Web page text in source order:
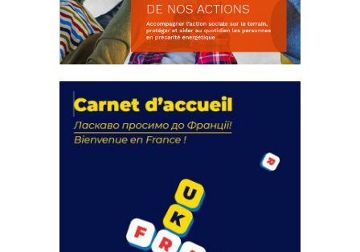
actions
18 septembre 2023
FEUILLETER